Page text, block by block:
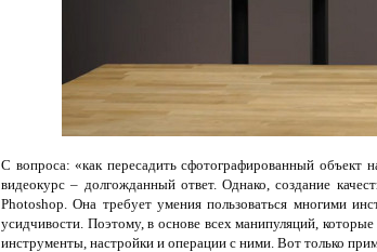
С вопроса: «как пересадить сфотографированный
видеокурс – долгожданный ответ. Однако, создание
Photoshop. Она требует умения пользоваться многими
усидчивости. Поэтому, в основе всех манипуляций,
инструменты, настройки и операции с ними. Вот только